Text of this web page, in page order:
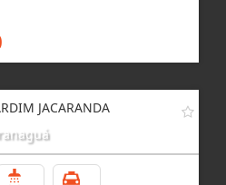
JACARANDA